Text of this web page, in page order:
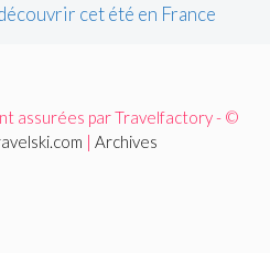
cet été en France
assurées par Travelfactory - ©
| Archives